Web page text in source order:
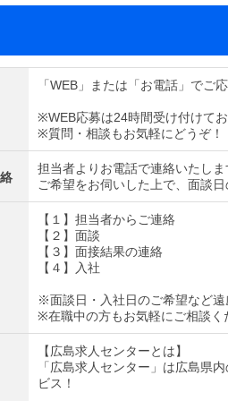
「WEB」または「お電話」でご
※WEB応募は24時間受け付けてお
※質問・相談もお気軽にどうぞ！
担当者よりお電話で連絡いたしま
ご希望をお伺いした上で、面談日
【１】担当者からご連絡
【２】面談
【３】面接結果の連絡
【４】入社
※面談日・入社日のご希望など遠
※在職中の方もお気軽にご相談く
【広島求人センターとは】
「広島求人センター」は広島県
ビス！